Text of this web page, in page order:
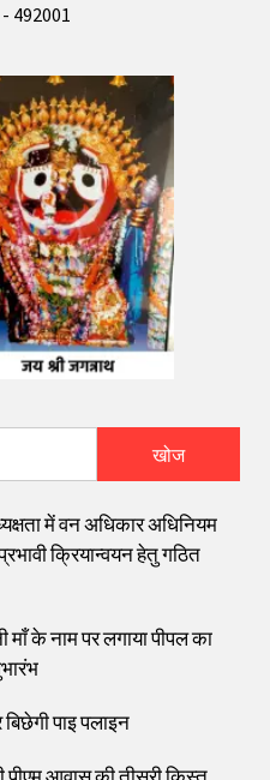
492001
खोज
में वन अधिकार अधिनियम
क्रियान्वयन हेतु गठित
माँ के नाम पर लगाया पीपल का
बिछेगी पाइ पलाइन